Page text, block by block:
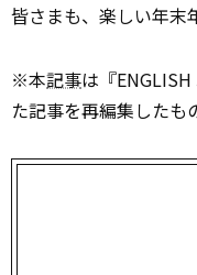
皆さまも、楽しい年末
※本記事は『
た記事を再編集したも